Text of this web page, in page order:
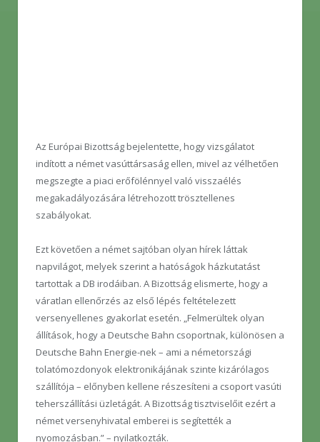
Az Európai Bizottság bejelentette, hogy vizsgálatot
indított a német vasúttársaság ellen, mivel az vélhetően
megszegte a piaci erőfölénnyel való visszaélés
megakadályozására létrehozott trösztellenes
szabályokat.
Ezt követően a német sajtóban olyan hírek láttak
napvilágot, melyek szerint a hatóságok házkutatást
tartottak a DB irodáiban. A Bizottság elismerte, hogy a
váratlan ellenőrzés az első lépés feltételezett
versenyellenes gyakorlat esetén. „Felmerültek olyan
állítások, hogy a Deutsche Bahn csoportnak, különösen a
Deutsche Bahn Energie-nek – ami a németországi
tolatómozdonyok elektronikájának szinte kizárólagos
szállítója – előnyben kellene részesíteni a csoport vasúti
teherszállítási üzletágát. A Bizottság tisztviselőit ezért a
német versenyhivatal emberei is segítették a
nyomozásban.” – nyilatkozták.